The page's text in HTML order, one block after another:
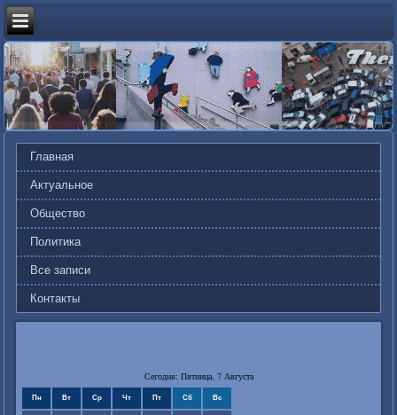
Главная
Актуальное
Общество
Политика
Все записи
Контакты
Сегодня: Пятница, 7 Августа
Пн Вт Ср Чт Пт Сб Вс